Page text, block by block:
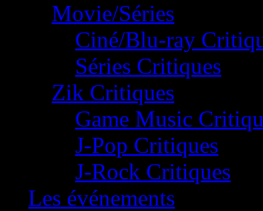
Movie/Séries
Ciné/Blu-ray
Séries Critiques
Zik Critiques
Game Music
J-Pop Critiques
J-Rock Critiques
Les événements